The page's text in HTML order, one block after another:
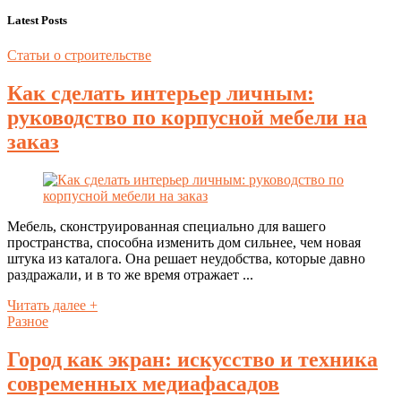
Latest Posts
Статьи о строительстве
Как сделать интерьер личным:
руководство по корпусной мебели на
заказ
Мебель, сконструированная специально для вашего
пространства, способна изменить дом сильнее, чем новая
штука из каталога. Она решает неудобства, которые давно
раздражали, и в то же время отражает ...
Читать далее +
Разное
Город как экран: искусство и техника
современных медиафасадов